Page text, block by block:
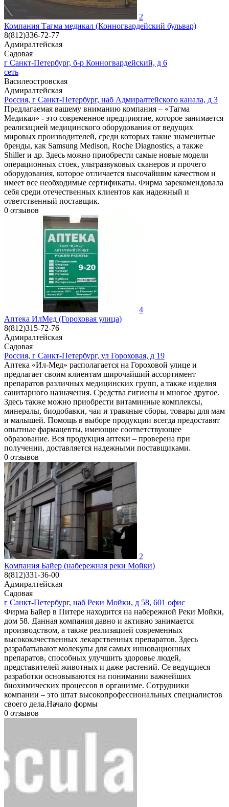
2
Компания Тагма медикал (Конногвардейский бульвар)
8(812)336-72-77
Адмиралтейская
Садовая
г Санкт-Петербург, б-р Конногвардейский, д 6
сеть
Василеостровская
Адмиралтейская
Россия, г Санкт-Петербург, наб Адмиралтейского канала, д 3
Предлагаемая вашему вниманию компания – «Тагма
Медикал» - это современное предприятие, которое занимается
реализацией медицинского оборудования от ведущих
мировых производителей, среди которых такие знаменитые
бренды, как Samsung Medison, Roche Diagnostics, а также
Shiller и др. Здесь можно приобрести самые новые модели
операционных стоек, ультразвуковых сканеров и прочего
оборудования, которое отличается высочайшим качеством и
имеет все необходимые сертификаты. Фирма зарекомендовала
себя среди отечественных клиентов как надежный и
ответственный поставщик.
0 отзывов
4
Аптека ИлМед (Гороховая улица)
8(812)315-72-76
Адмиралтейская
Садовая
Россия, г Санкт-Петербург, ул Гороховая, д 19
Аптека «Ил-Мед» располагается на Гороховой улице и
предлагает своим клиентам широчайший ассортимент
препаратов различных медицинских групп, а также изделия
санитарного назначения. Средства гигиены и многое другое.
Здесь также можно приобрести витаминные комплексы,
минералы, биодобавки, чаи и травяные сборы, товары для мам
и малышей. Помощь в выборе продукции всегда предоставят
опытные фармацевты, имеющие соответствующее
образование. Вся продукция аптеки – проверена при
получении, доставляется надежными поставщиками.
0 отзывов
2
Компания Байер (набережная реки Мойки)
8(812)331-36-00
Адмиралтейская
Садовая
г Санкт-Петербург, наб Реки Мойки, д 58, 601 офис
Фирма Байер в Питере находится на набережной Реки Мойки,
дом 58. Данная компания давно и активно занимается
производством, а также реализацией современных
высококачественных лекарственных препаратов. Здесь
разрабатывают молекулы для самых инновационных
препаратов, способных улучшить здоровье людей,
представителей животных и даже растений. Се ведущиеся
разработки основываются на понимании важнейших
биохимических процессов в организме. Сотрудники
компании – это штат высокопрофессиональных специалистов
своего дела.Начало формы
0 отзывов